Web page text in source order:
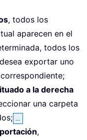
, todos los
aparecen en el
todos los
exportar uno
a la derecha
una carpeta
,